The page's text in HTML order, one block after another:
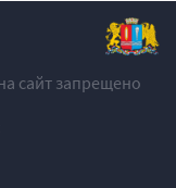
сайт запрещено